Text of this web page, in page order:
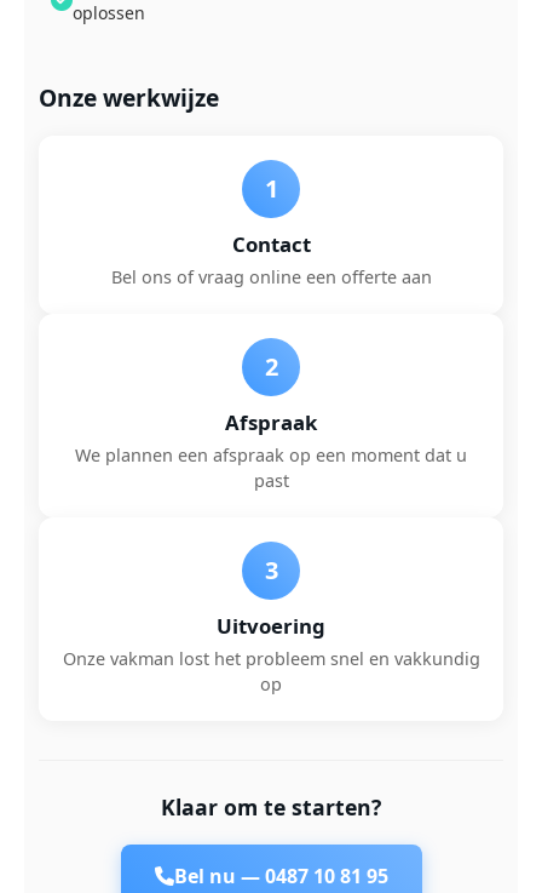
oplossen
Onze werkwijze
1
Contact
Bel ons of vraag online een offerte aan
2
Afspraak
We plannen een afspraak op een moment dat u
past
3
Uitvoering
Onze vakman lost het probleem snel en vakkundig
op
Klaar om te starten?
Bel nu —0487 10 81 95